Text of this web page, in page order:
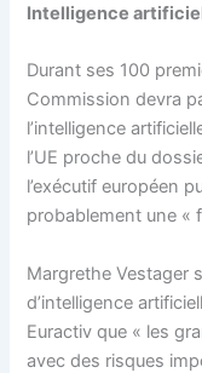
Intelligence
Durant ses 100
Commission devra
l’intelligence
l’UE proche du
l’exécutif européen
probablement une «
Margrethe Vestager
d’intelligence
Euractiv que « les
avec des risques